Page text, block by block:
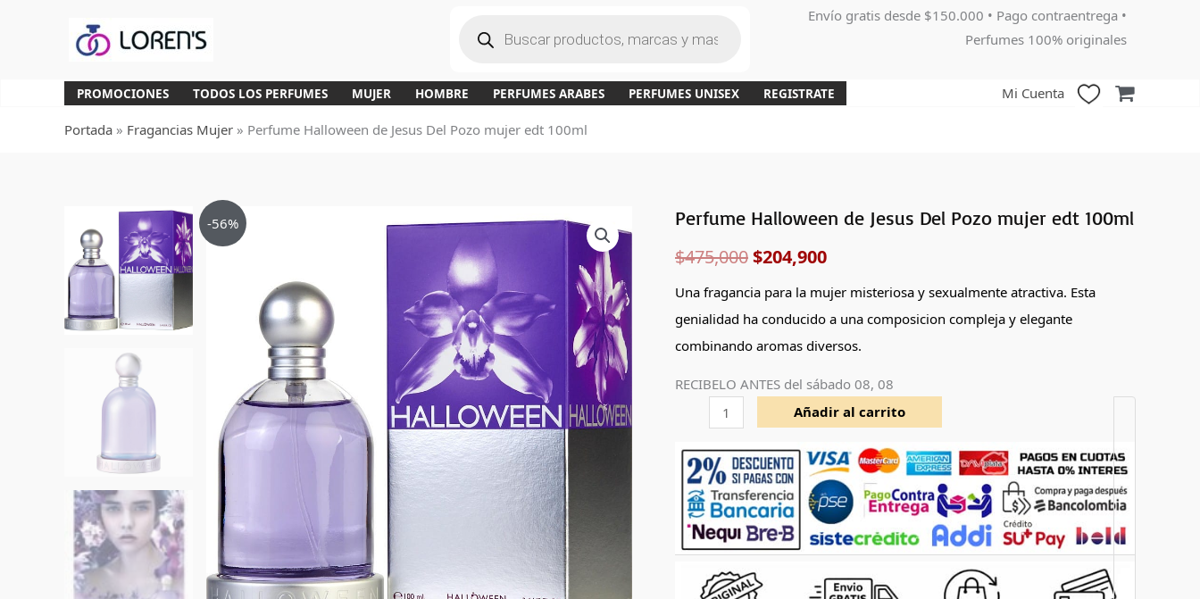
a
d
e
r
o
Envío gratis desde $150.000 • Pago contraentrega •
Perfumes 100% originales
PROMOCIONES TODOS LOS PERFUMES MUJER HOMBRE PERFUMES ARABES PERFUMES UNISEX REGISTRATE Mi Cuenta
Portada » Fragancias Mujer » Perfume Halloween de Jesus Del Pozo mujer edt 100ml
-56%
Perfume Halloween de Jesus Del Pozo mujer edt 100ml
$475,000
El
precio
original
era:
$204,900
El
precio
actual
es:
Una fragancia para la mujer misteriosa y sexualmente atractiva. Esta
genialidad ha conducido a una composicion compleja y elegante
combinando aromas diversos.
RECIBELO ANTES del sábado 08, 08
Perfume
de
Jesus
Del
Pozo
edt
cantidad
Añadir al carrito